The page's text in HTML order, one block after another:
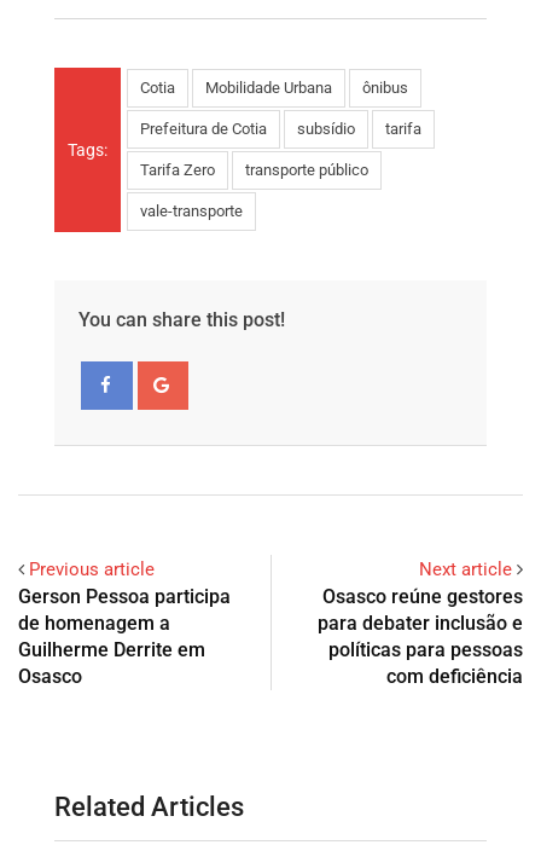
Tags:
Cotia Mobilidade Urbana ônibus
Prefeitura de Cotia subsídio tarifa
Tarifa Zero transporte público
vale-transporte
You can share this post!
Previous article
Gerson Pessoa participa
de homenagem a
Guilherme Derrite em
Osasco
Next article
Osasco reúne gestores
para debater inclusão e
políticas para pessoas
com deficiência
Related Articles